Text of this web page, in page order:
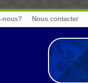
nous? Nous contacter